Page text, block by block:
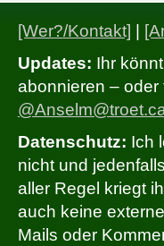
[Wer?/Kontakt]
Updates: Ihr
abonnieren – oder
Datenschutz: Ich
nicht und
aller Regel kriegt
auch keine
Mails oder